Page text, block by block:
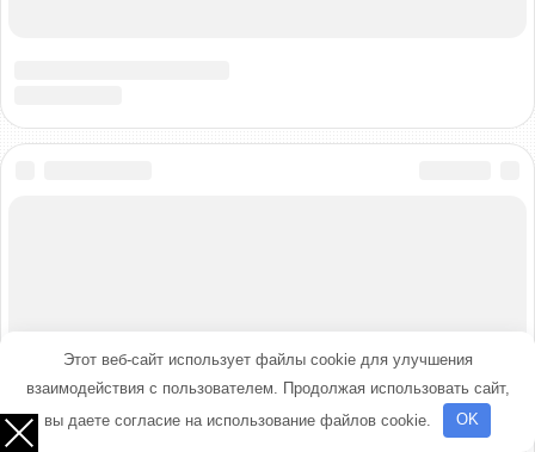
Этот веб-сайт использует файлы cookie для улучшения
взаимодействия с пользователем. Продолжая использовать сайт,
вы даете согласие на использование файлов cookie.
OK